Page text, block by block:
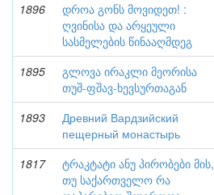
1896
დროა გონს მოვიდეთ! :
ღვინისა და არყეული
სასმელების წინააღმდეგ
1895
გლოვა ირაკლი მეორისა
თუშ-ფშავ-ხევსურთაგან
1893
Древний Вардзийский
пещерный монастырь
1817
ტრაკტატი ანუ პირობები მის,
თუ საქართველო რა